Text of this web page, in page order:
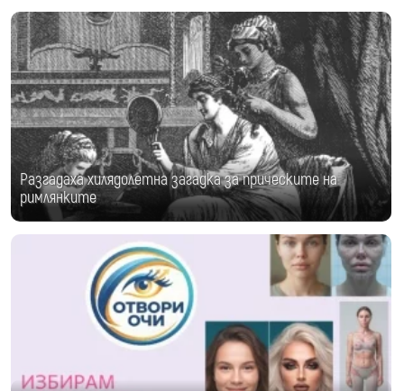
Разгадаха хилядолетна загадка за прическите на
римлянките